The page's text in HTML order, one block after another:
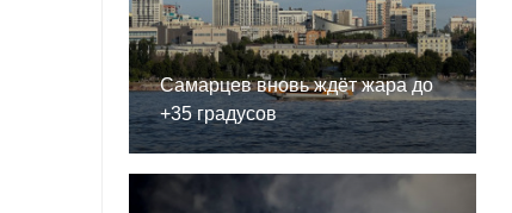
Самарцев вновь ждёт жара до
+35 градусов